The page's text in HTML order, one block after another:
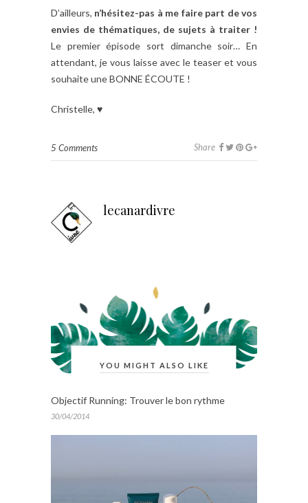
D’ailleurs, n’hésitez-pas à me faire part de vos
envies de thématiques, de sujets à traiter !
Le premier épisode sort dimanche soir… En
attendant, je vous laisse avec le teaser et vous
souhaite une BONNE ÉCOUTE !
Christelle, ♥
5 Comments Share
lecanardivre
YOU MIGHT ALSO LIKE
Objectif Running: Trouver le bon rythme
30/04/2014